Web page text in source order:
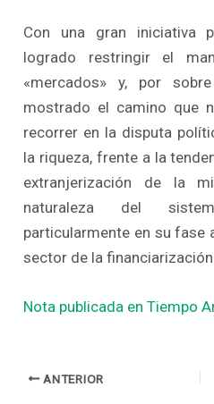
Con una gran iniciativa
logrado restringir el
«mercados» y, por
mostrado el camino que
recorrer en la disputa
la riqueza, frente a la
extranjerización de la
naturaleza del
particularmente en su fase
sector de la
Nota publicada en Tiempo
ANTERIOR